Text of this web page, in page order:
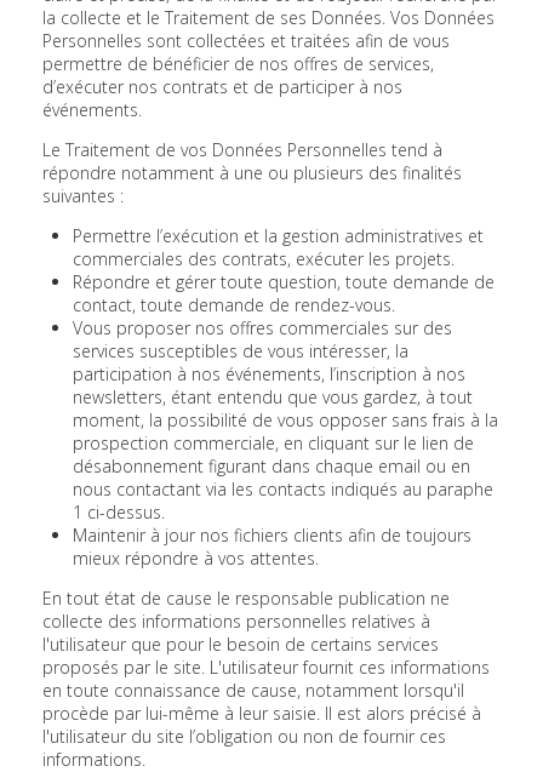
la collecte et le Traitement de ses Données. Vos Données
Personnelles sont collectées et traitées afin de vous
permettre de bénéficier de nos offres de services,
d’exécuter nos contrats et de participer à nos
événements.
Le Traitement de vos Données Personnelles tend à
répondre notamment à une ou plusieurs des finalités
suivantes :
Permettre l’exécution et la gestion administratives et
commerciales des contrats, exécuter les projets.
Répondre et gérer toute question, toute demande de
contact, toute demande de rendez-vous.
Vous proposer nos offres commerciales sur des
services susceptibles de vous intéresser, la
participation à nos événements, l’inscription à nos
newsletters, étant entendu que vous gardez, à tout
moment, la possibilité de vous opposer sans frais à la
prospection commerciale, en cliquant sur le lien de
désabonnement figurant dans chaque email ou en
nous contactant via les contacts indiqués au paraphe
1 ci-dessus.
Maintenir à jour nos fichiers clients afin de toujours
mieux répondre à vos attentes.
En tout état de cause le responsable publication ne
collecte des informations personnelles relatives à
l'utilisateur que pour le besoin de certains services
proposés par le site. L'utilisateur fournit ces informations
en toute connaissance de cause, notamment lorsqu'il
procède par lui-même à leur saisie. Il est alors précisé à
l'utilisateur du site l’obligation ou non de fournir ces
informations.